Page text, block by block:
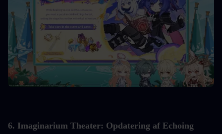
6. Imaginarium Theater: Opdatering af Echoing